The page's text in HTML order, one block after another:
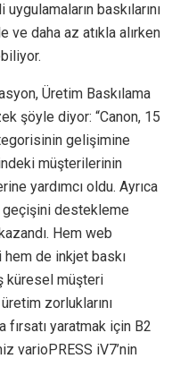
baskılarını
ve daha az atıkla alırken
Üretim Baskılama
şöyle diyor: “Canon, 15
gelişimine
müşterilerinin
yardımcı oldu. Ayrıca
destekleme
Hem web
de inkjet baskı
küresel müşteri
zorluklarını
yaratmak için B2
varioPRESS iV7’nin